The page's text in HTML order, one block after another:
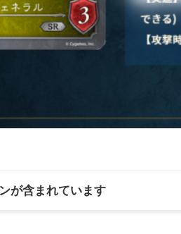
が含まれています